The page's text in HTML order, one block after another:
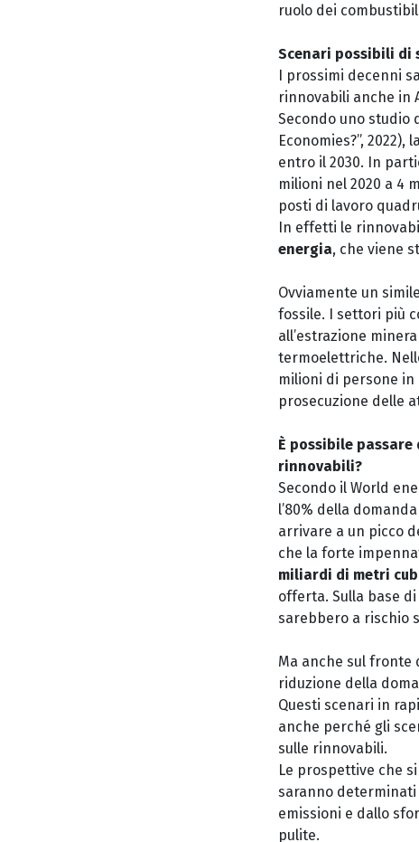
ruolo dei
Scenari possibili di
I prossimi decenni
rinnovabili anche in
Secondo uno studio
Economies?”,
entro il 2030. In
milioni nel 2020 a 4
posti di lavoro
In effetti le
energia, che viene
Ovviamente un
fossile. I settori più
all’estrazione
termoelettriche.
milioni di persone in
prosecuzione delle
È possibile
rinnovabili?
Secondo il World
l’80% della
arrivare a un picco
che la forte
miliardi di metri
offerta. Sulla base
sarebbero a rischio
Ma anche sul
riduzione della
Questi scenari in
anche perché gli
sulle rinnovabili.
Le prospettive che
saranno determinati
emissioni e dallo
pulite.